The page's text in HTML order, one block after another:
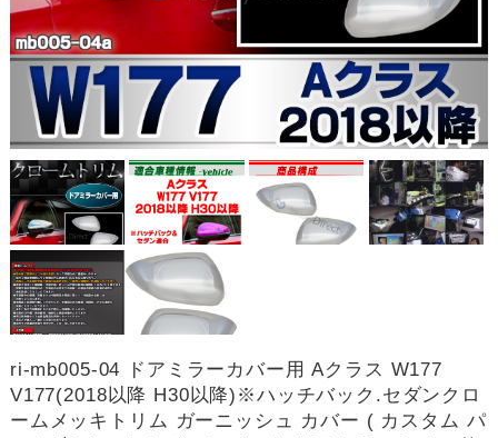
ri-mb005-04 ドアミラーカバー用 Aクラス W177
V177(2018以降 H30以降)※ハッチバック.セダンクロ
ームメッキトリム ガーニッシュ カバー ( カスタム パ